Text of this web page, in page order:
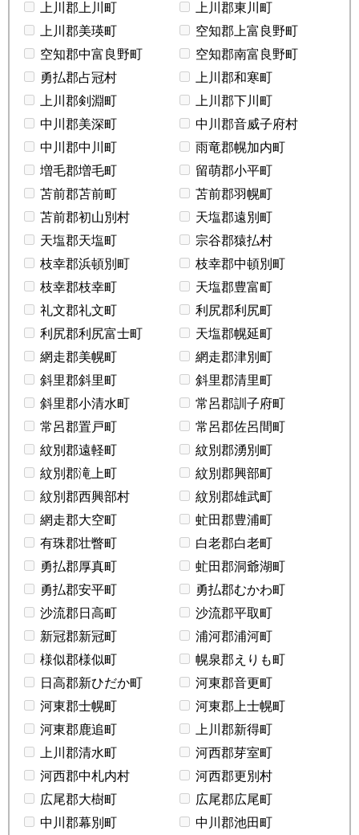
上川郡上川町
上川郡東川町
上川郡美瑛町
空知郡上富良野町
空知郡中富良野町
空知郡南富良野町
勇払郡占冠村
上川郡和寒町
上川郡剣淵町
上川郡下川町
中川郡美深町
中川郡音威子府村
中川郡中川町
雨竜郡幌加内町
増毛郡増毛町
留萌郡小平町
苫前郡苫前町
苫前郡羽幌町
苫前郡初山別村
天塩郡遠別町
天塩郡天塩町
宗谷郡猿払村
枝幸郡浜頓別町
枝幸郡中頓別町
枝幸郡枝幸町
天塩郡豊富町
礼文郡礼文町
利尻郡利尻町
利尻郡利尻富士町
天塩郡幌延町
網走郡美幌町
網走郡津別町
斜里郡斜里町
斜里郡清里町
斜里郡小清水町
常呂郡訓子府町
常呂郡置戸町
常呂郡佐呂間町
紋別郡遠軽町
紋別郡湧別町
紋別郡滝上町
紋別郡興部町
紋別郡西興部村
紋別郡雄武町
網走郡大空町
虻田郡豊浦町
有珠郡壮瞥町
白老郡白老町
勇払郡厚真町
虻田郡洞爺湖町
勇払郡安平町
勇払郡むかわ町
沙流郡日高町
沙流郡平取町
新冠郡新冠町
浦河郡浦河町
様似郡様似町
幌泉郡えりも町
日高郡新ひだか町
河東郡音更町
河東郡士幌町
河東郡上士幌町
河東郡鹿追町
上川郡新得町
上川郡清水町
河西郡芽室町
河西郡中札内村
河西郡更別村
広尾郡大樹町
広尾郡広尾町
中川郡幕別町
中川郡池田町